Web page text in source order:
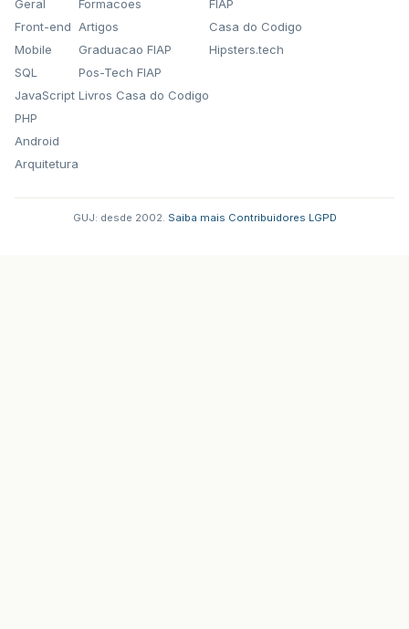
Geral
Front-end
Mobile
SQL
JavaScript
PHP
Android
Arquitetura
Formacoes
Artigos
Graduacao FIAP
Pos-Tech FIAP
Livros Casa do Codigo
FIAP
Casa do Codigo
Hipsters.tech
GUJ: desde 2002. Saiba mais Contribuidores LGPD